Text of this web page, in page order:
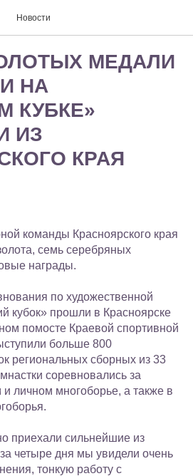
Новости
МЕДАЛИ
НА
КУБКЕ»
ИЗ
КРАЯ
команды Красноярского края
семь серебряных
награды.
по художественной
кубок» прошли в Красноярске
помосте Краевой спортивной
больше 800
региональных сборных из 33
соревновались за
личном многоборье, а также в
приехали сильнейшие из
четыре дня мы увидели очень
тонкую работу с